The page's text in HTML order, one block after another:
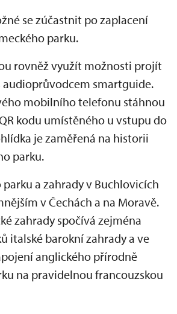
se zúčastnit po zaplacení
parku.
rovněž využít možnosti projít
audioprůvodcem smartguide.
mobilního telefonu stáhnou
kodu umístěného u vstupu do
je zaměřená na historii
parku.
a zahrady v Buchlovicích
v Čechách a na Moravě.
zahrady spočívá zejména
italské barokní zahrady a ve
anglického přírodně
na pravidelnou francouzskou